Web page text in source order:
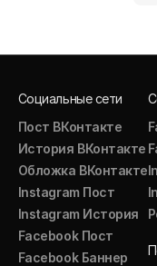
Социальные сети
Пост ВКонтакте
История ВКонтакте
Обложка ВКонтакте
Instagram Пост
Instagram История
Facebook Пост
Facebook Баннер